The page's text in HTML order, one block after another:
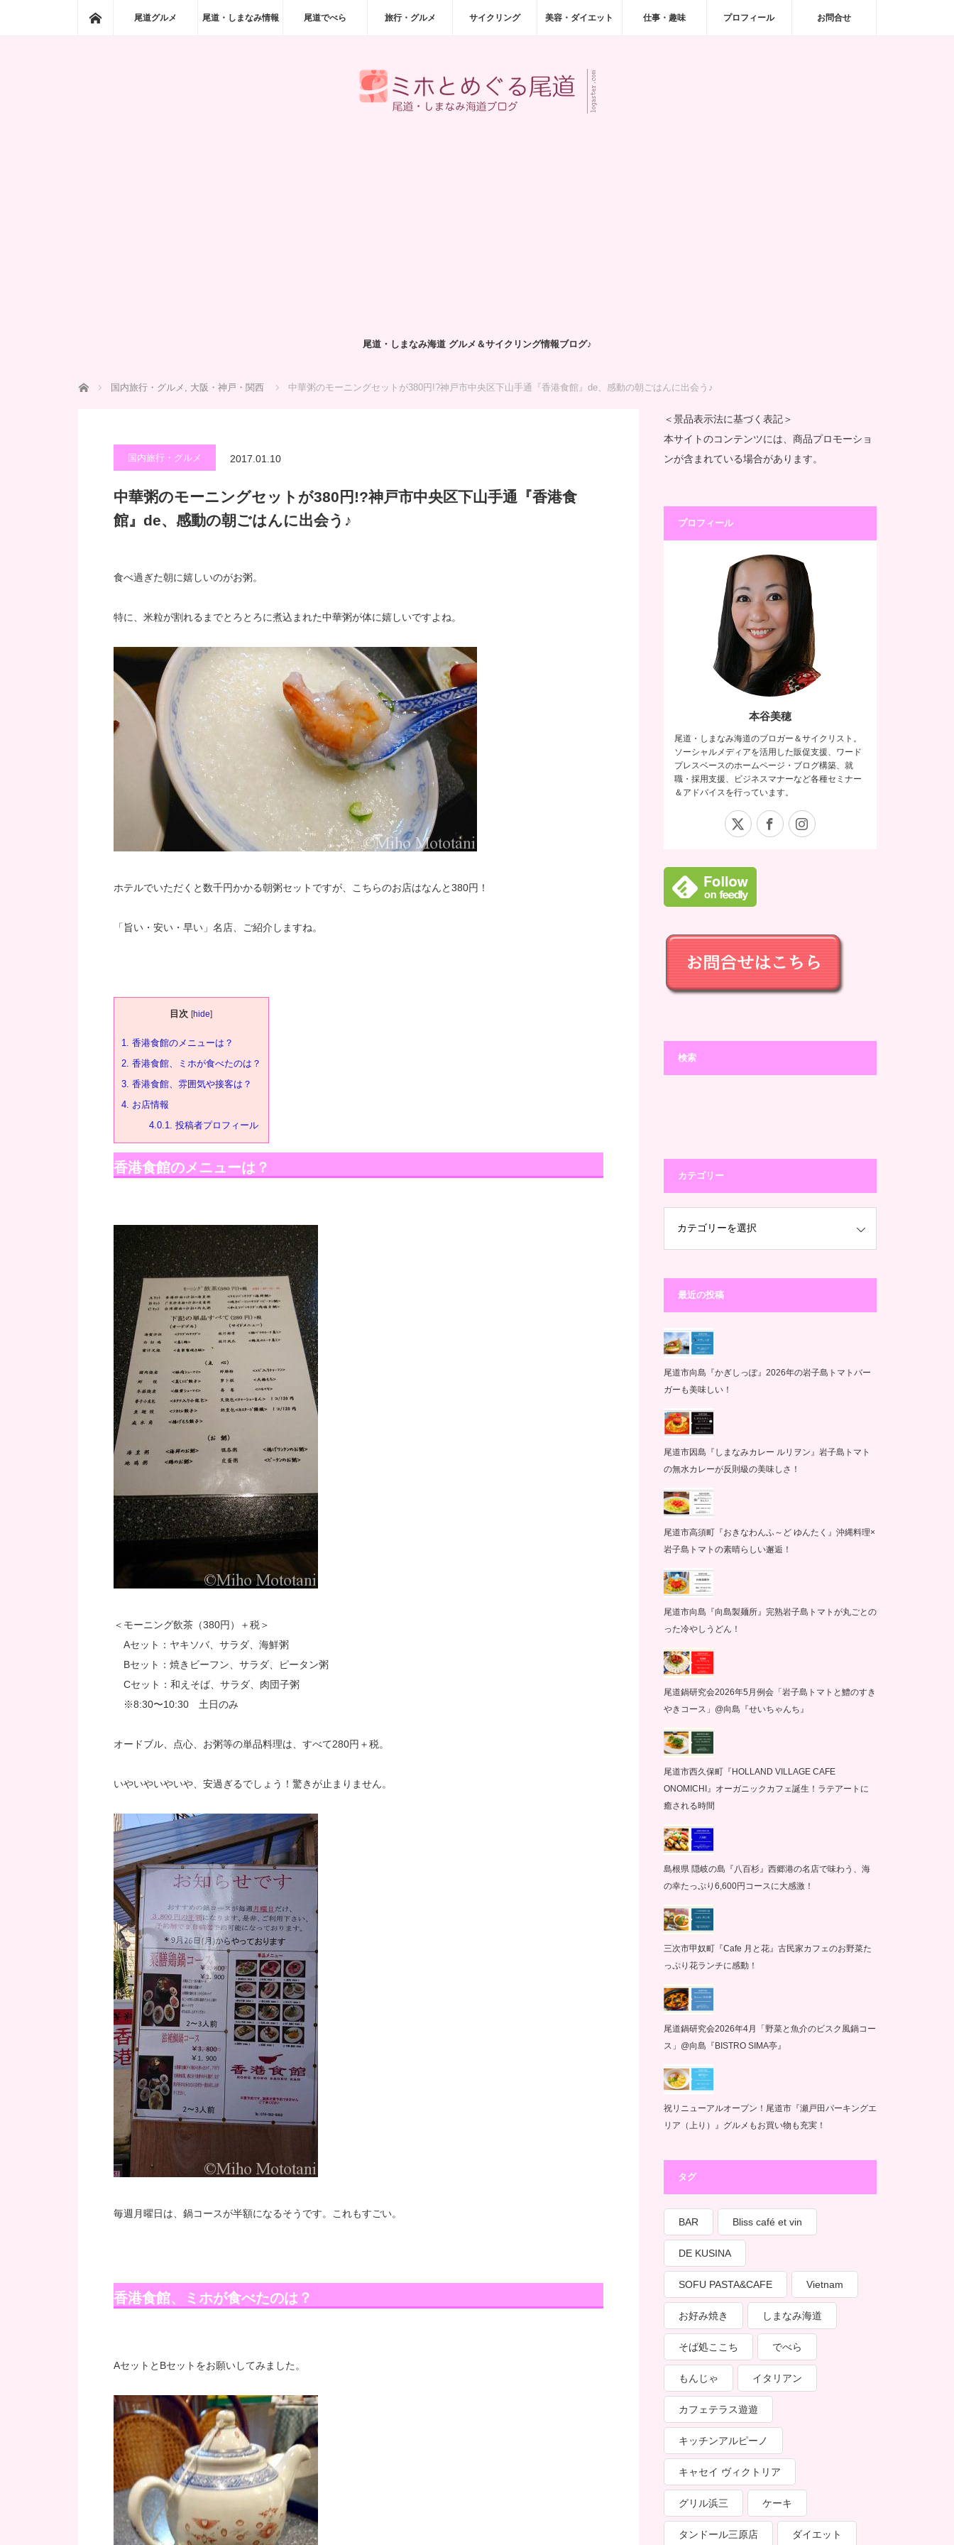
ホーム尾道グルメ 尾道・しまなみ情報 尾道でべら 旅行・グルメ サイクリング 美容・ダイエット 仕事・趣味 プロフィール お問合せ
尾道・しまなみ海道 グルメ＆サイクリング情報ブログ♪
ホーム 国内旅行・グルメ , 大阪・神戸・関西 中華粥のモーニングセットが380円!?神戸市中央区下山手通『香港食館』de、感動の朝ごはんに出会う♪
国内旅行・グルメ 2017.01.10
中華粥のモーニングセットが380円!?神戸市中央区下山手通『香港食
館』de、感動の朝ごはんに出会う♪
食べ過ぎた朝に嬉しいのがお粥。
特に、米粒が割れるまでとろとろに煮込まれた中華粥が体に嬉しいですよね。
ホテルでいただくと数千円かかる朝粥セットですが、こちらのお店はなんと380円！
「旨い・安い・早い」名店、ご紹介しますね。
目次 [hide]
1. 香港食館のメニューは？
2. 香港食館、ミホが食べたのは？
3. 香港食館、雰囲気や接客は？
4. お店情報
4.0.1. 投稿者プロフィール
香港食館のメニューは？
＜モーニング飲茶（380円）＋税＞
Aセット：ヤキソバ、サラダ、海鮮粥
Bセット：焼きビーフン、サラダ、ピータン粥
Cセット：和えそば、サラダ、肉団子粥
※8:30〜10:30 土日のみ
オードブル、点心、お粥等の単品料理は、すべて280円＋税。
いやいやいやいや、安過ぎるでしょう！驚きが止まりません。
毎週月曜日は、鍋コースが半額になるそうです。これもすごい。
香港食館、ミホが食べたのは？
AセットとBセットをお願いしてみました。
＜景品表示法に基づく表記＞
本サイトのコンテンツには、商品プロモーショ
ンが含まれている場合があります。
プロフィール
本谷美穂
尾道・しまなみ海道のブロガー＆サイクリスト。
ソーシャルメディアを活用した販促支援、ワード
プレスベースのホームページ・ブログ構築、就
職・採用支援、ビジネスマナーなど各種セミナー
＆アドバイスを行っています。
Facebook
検索
カテゴリー
最近の投稿
尾道市向島『かぎしっぽ』2026年の岩子島トマトバー
ガーも美味しい！
尾道市因島『しまなみカレー ルリヲン』岩子島トマト
の無水カレーが反則級の美味しさ！
尾道市高須町『おきなわんふ～ど ゆんたく』沖縄料理×
岩子島トマトの素晴らしい邂逅！
尾道市向島『向島製麺所』完熟岩子島トマトが丸ごとの
った冷やしうどん！
尾道鍋研究会2026年5月例会「岩子島トマトと鱧のすき
やきコース」@向島『せいちゃんち』
尾道市西久保町『HOLLAND VILLAGE CAFE
ONOMICHI』オーガニックカフェ誕生！ラテアートに
癒される時間
島根県 隠岐の島『八百杉』西郷港の名店で味わう、海
の幸たっぷり6,600円コースに大感激！
三次市甲奴町『Cafe 月と花』古民家カフェのお野菜た
っぷり花ランチに感動！
尾道鍋研究会2026年4月「野菜と魚介のビスク風鍋コー
ス」@向島『BISTRO SIMA亭』
祝リニューアルオープン！尾道市『瀬戸田パーキングエ
リア（上り）』グルメもお買い物も充実！
タグ
BAR Bliss café et vin
DE KUSINA
SOFU PASTA&CAFE Vietnam
お好み焼き しまなみ海道
そば処ここち でべら
もんじゃ イタリアン
カフェテラス遊遊
キッチンアルピーノ
キャセイ ヴィクトリア
グリル浜三 ケーキ
タンドール三原店 ダイエット